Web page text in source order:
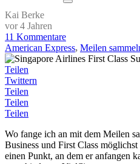
Kai Berke
vor 4 Jahren
11 Kommentare
American Express, Meilen
Teilen
Twittern
Teilen
Teilen
Teilen
Wo fange ich an mit dem Meilen
Business und First Class
einen Punkt, an dem er anfangen